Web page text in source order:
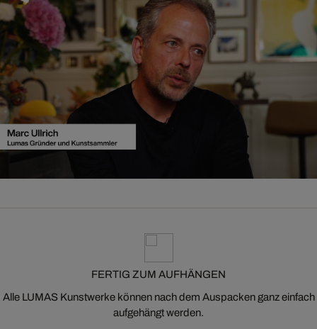
FERTIG ZUM AUFHÄNGEN
Alle LUMAS Kunstwerke können nach dem Auspacken ganz einfach
aufgehängt werden.